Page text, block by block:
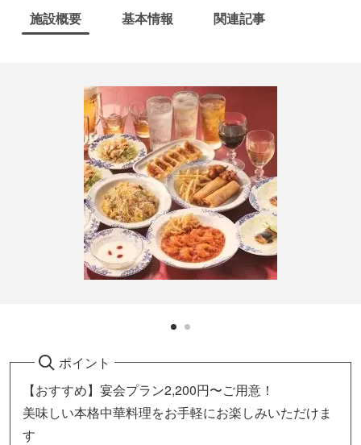
施設概要 基本情報 関連記事
ポイント
【おすすめ】宴会プラン2,200円〜ご用意！
美味しい本格中華料理をお手軽にお楽しみいただけま
す